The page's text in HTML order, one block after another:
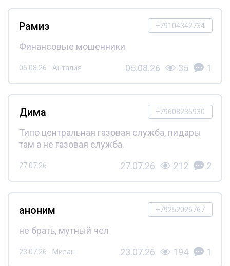
+79104342734
Рамиз
Финансовые мошенники
05.08.26 - Анталия 05.08.26 35 1
+79608235930
Дима
Типо центральная газовая служба, пидары
там а не газовая служба.
27.07.26 27.07.26 212 2
+79252026767
аноним
не брать, мутный чел
23.07.26 - Милан 23.07.26 194 1